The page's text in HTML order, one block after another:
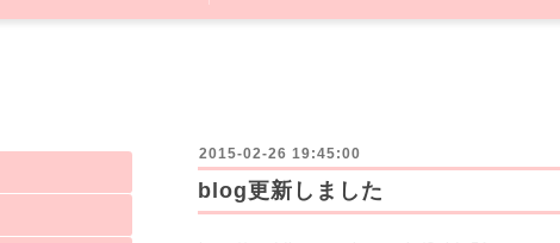
2015-02-26 19:45:00
blog更新しました